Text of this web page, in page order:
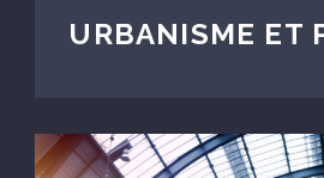
URBANISME ET